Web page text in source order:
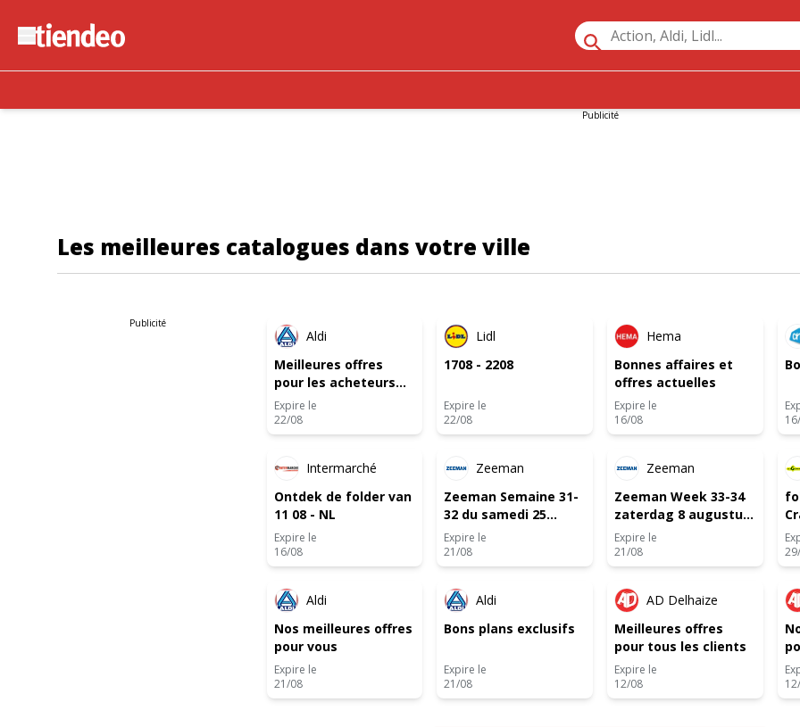
Publicité
Les meilleures catalogues dans votre ville
Publicité
Aldi
Meilleures offres
pour les acheteurs
économes
Expire le
22/08
Lidl
1708 - 2208
Expire le
22/08
Hema
Bonnes affaires et
offres actuelles
Expire le
16/08
ANTICIPÉ
Intermarché
Ontdek de folder van
11 08 - NL
Expire le
16/08
NOUVEAU
Zeeman
Zeeman Semaine 31-
32 du samedi 25
juillet au vendredi 7
août 2026.
Expire le
21/08
NOUVEAU
Zeeman
Zeeman Week 33-34
zaterdag 8 augustus
tm vrijdag 21
augustus 2026.
Expire le
21/08
Aldi
Nos meilleures offres
pour vous
Expire le
21/08
Aldi
Bons plans exclusifs
Expire le
21/08
-2 JOURS
AD Delhaize
Meilleures offres
pour tous les clients
Expire le
12/08